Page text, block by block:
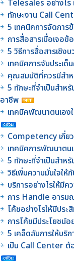
Telesales อย่างไ
ทักษะงาน Call
5 เทคนิคการจัดกา
การสื่อสารเมื่อเจอ
5 วิธีการสื่อสารเชิง
เทคนิคการจับประเ
คุณสมบัติที่ควรมีสำ
5 ทักษะที่จำเป็นสำห
อาชีพ
เทคนิคพัฒนาตนเอ
Competency เกี่ย
เทคนิคการพัฒนาตน
5 ทักษะที่จำเป็นสำห
วิธีเพิ่มความมั่นใจใ
บริการอย่างไรให้มีค
การ Handle อารม
โค้ชอย่างไรให้มีประ
การโค้ชมีประโยชน์อ
5 เคล็ดลับการให้บริ
เป็น Call Center ต้